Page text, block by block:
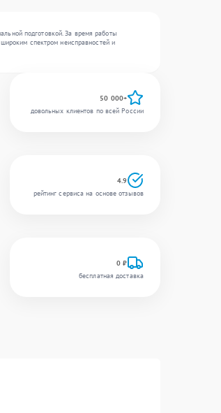
подготовкой. За время работы
спектром неисправностей и
50 000+
довольных клиентов по всей России
4.9
рейтинг сервиса на основе отзывов
0 ₽
бесплатная доставка